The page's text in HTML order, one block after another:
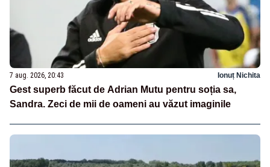
7 aug. 2026, 20:43 Ionuț Nichita
Gest superb făcut de Adrian Mutu pentru soția sa,
Sandra. Zeci de mii de oameni au văzut imaginile